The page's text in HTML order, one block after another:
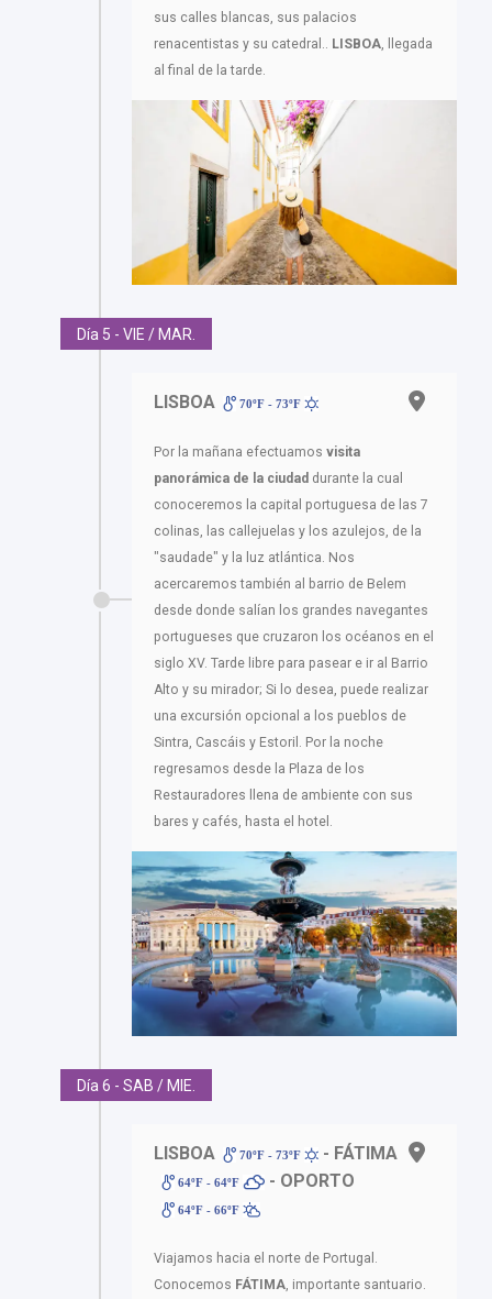
sus calles blancas, sus palacios
renacentistas y su catedral.. LISBOA , llegada
al final de la tarde.
Día 5 - VIE / MAR.
LISBOA 70ºF - 73ºF
Por la mañana efectuamos visita
panorámica de la ciudad durante la cual
conoceremos la capital portuguesa de las 7
colinas, las callejuelas y los azulejos, de la
"saudade" y la luz atlántica. Nos
acercaremos también al barrio de Belem
desde donde salían los grandes navegantes
portugueses que cruzaron los océanos en el
siglo XV. Tarde libre para pasear e ir al Barrio
Alto y su mirador; Si lo desea, puede realizar
una excursión opcional a los pueblos de
Sintra, Cascáis y Estoril. Por la noche
regresamos desde la Plaza de los
Restauradores llena de ambiente con sus
bares y cafés, hasta el hotel.
Día 6 - SAB / MIE.
LISBOA 70ºF - 73ºF - FÁTIMA
64ºF - 64ºF - OPORTO
64ºF - 66ºF
Viajamos hacia el norte de Portugal.
Conocemos FÁTIMA, importante santuario.